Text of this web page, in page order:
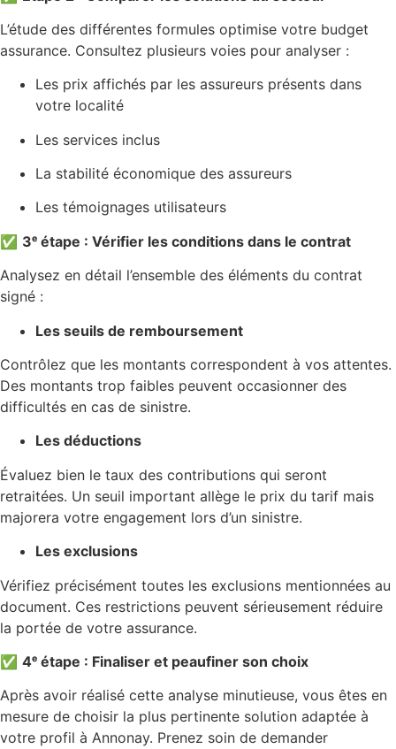
L’étude des différentes formules optimise votre budget
assurance. Consultez plusieurs voies pour analyser :
Les prix affichés par les assureurs présents dans
votre localité
Les services inclus
La stabilité économique des assureurs
Les témoignages utilisateurs
✅ 3ᵉ étape : Vérifier les conditions dans le contrat
Analysez en détail l’ensemble des éléments du contrat
signé :
Les seuils de remboursement
Contrôlez que les montants correspondent à vos attentes.
Des montants trop faibles peuvent occasionner des
difficultés en cas de sinistre.
Les déductions
Évaluez bien le taux des contributions qui seront
retraitées. Un seuil important allège le prix du tarif mais
majorera votre engagement lors d’un sinistre.
Les exclusions
Vérifiez précisément toutes les exclusions mentionnées au
document. Ces restrictions peuvent sérieusement réduire
la portée de votre assurance.
✅ 4ᵉ étape : Finaliser et peaufiner son choix
Après avoir réalisé cette analyse minutieuse, vous êtes en
mesure de choisir la plus pertinente solution adaptée à
votre profil à Annonay. Prenez soin de demander